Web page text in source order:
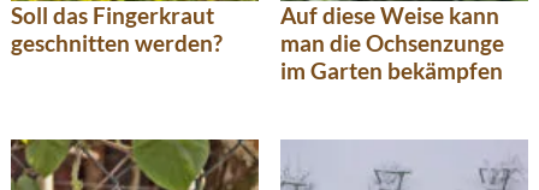
Soll das Fingerkraut
geschnitten werden?
Auf diese Weise kann
man die Ochsenzunge
im Garten bekämpfen